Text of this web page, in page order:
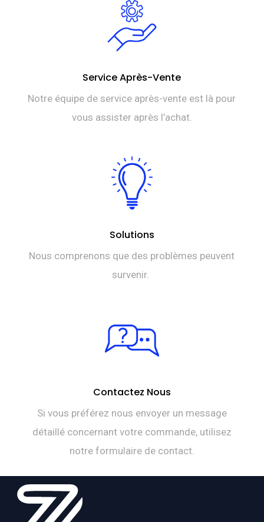
Service Après-Vente
Notre équipe de service après-vente est là pour
vous assister après l’achat.
Solutions
Nous comprenons que des problèmes peuvent
survenir.
Contactez Nous
Si vous préférez nous envoyer un message
détaillé concernant votre commande, utilisez
notre formulaire de contact.